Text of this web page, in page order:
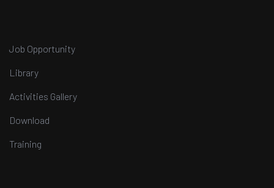
Job Opportunity
Library
Activities Gallery
Download
Training